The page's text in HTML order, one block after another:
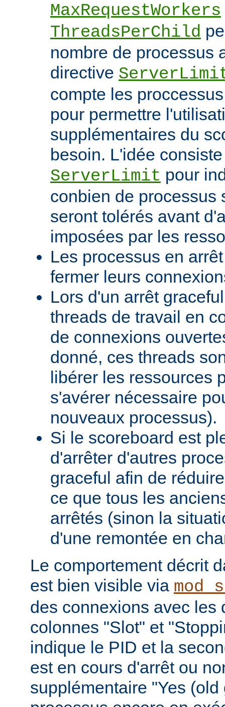
MaxRequestWorkers
ThreadsPerChild
nombre de processus
directive
compte les
pour permettre
supplémentaires du
besoin. L'idée
ServerLimit pour
conbien de processus
seront tolérés avant
imposées par les
Les processus en
fermer leurs
Lors d'un arrêt
threads de travail en
de connexions
donné, ces threads
libérer les ressources
s'avérer nécessaire
nouveaux processus).
Si le scoreboard est
d'arrêter d'autres
graceful afin de
ce que tous les
arrêtés (sinon la
d'une remontée en
Le comportement décrit
est bien visible via
des connexions avec les
colonnes "Slot" et
indique le PID et la
est en cours d'arrêt ou
supplémentaire "Yes